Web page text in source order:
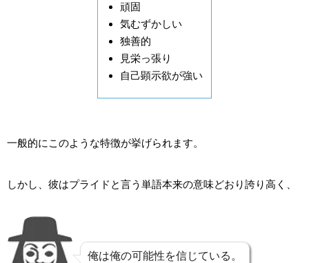
頑固
気むずかしい
独善的
見栄っ張り
自己顕示欲が強い
一般的にこのような特徴が挙げられます。
しかし、彼はプライドと言う単語本来の意味どおり誇り高く、
俺は俺の可能性を信じている。